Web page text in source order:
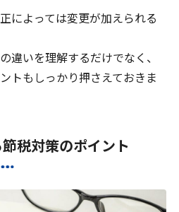
によっては変更が加えられる
違いを理解するだけでなく、
トもしっかり押さえておきま
税対策のポイント